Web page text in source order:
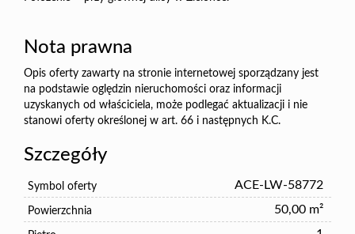
Nota prawna
Opis oferty zawarty na stronie internetowej sporządzany jest
na podstawie oględzin nieruchomości oraz informacji
uzyskanych od właściciela, może podlegać aktualizacji i nie
stanowi oferty określonej w art. 66 i następnych K.C.
Szczegóły
Symbol oferty ACE-LW-58772
Powierzchnia 50,00 m²